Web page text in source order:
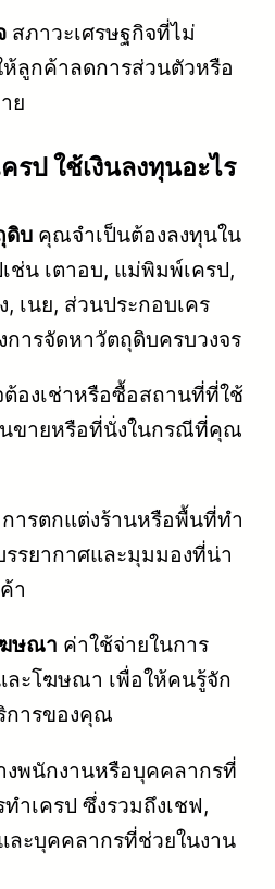
สภาวะเศรษฐกิจที่ไม่
ลูกค้าลดการส่วนตัวหรือ
ย
รป ใช้เงินลงทุนอะไร
ดิบ คุณจำเป็นต้องลงทุนใน
ช่น เตาอบ, แม่พิมพ์เครป,
เนย, ส่วนประกอบเคร
การจัดหาวัตถุดิบครบวงจร
องเช่าหรือซื้อสถานที่ที่ใช้
นขายหรือที่นั่งในกรณีที่คุณ
ารตกแต่งร้านหรือพื้นที่ทำ
รรยากาศและมุมมองที่น่า
า
ษณา ค่าใช้จ่ายในการ
ละโฆษณา เพื่อให้คนรู้จัก
การของคุณ
พนักงานหรือบุคคลากรที่
ำเครป ซึ่งรวมถึงเชฟ,
ละบุคคลากรที่ช่วยในงาน